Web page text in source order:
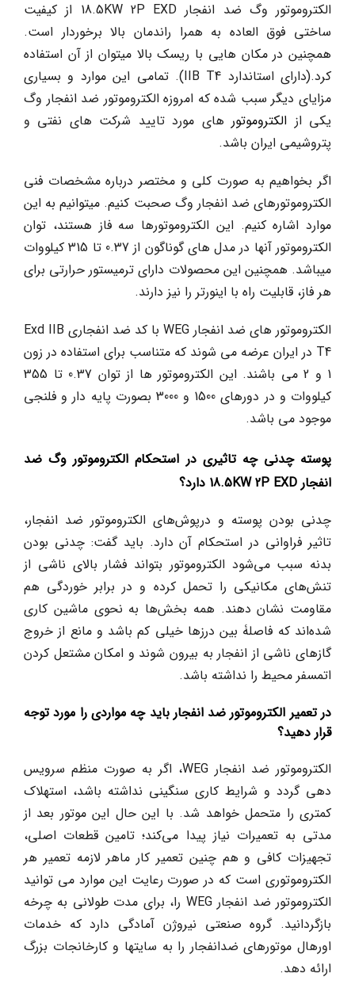
الکتروموتور وگ ضد انفجار 18.5KW 2P EXD از کیفیت
ساختی فوق العاده به همرا راندمان بالا برخوردار است.
همچنین در مکان هایی با ریسک بالا میتوان از آن استفاده
کرد.(دارای استاندارد IIB T4). تمامی این موارد و بسیاری
مزایای دیگر سبب شده که امروزه الکتروموتور ضد انفجار وگ
یکی از الکتروموتور های مورد تایید شرکت های نفتی و
پتروشیمی ایران باشد.
اگر بخواهیم به صورت کلی و مختصر درباره مشخصات فنی
الکتروموتورهای ضد انفجار وگ صحبت کنیم. میتوانیم به این
موارد اشاره کنیم. این الکتروموتورها سه فاز هستند، توان
الکتروموتور آنها در مدل های گوناگون از 0.37 تا 315 کیلووات
میباشد. همچنین این محصولات دارای ترمیستور حرارتی برای
هر فاز، قابلیت راه با اینورتر را نیز دارند.
الکتروموتور های ضد انفجار WEG با کد ضد انفجاری Exd IIB
T4 در ایران عرضه می شوند که متناسب برای استفاده در زون
1 و 2 می باشند. این الکتروموتور ها از توان 0.37 تا 355
کیلووات و در دورهای 1500 و 3000 بصورت پایه دار و فلنجی
موجود می باشد.
پوسته چدنی چه تاثیری در استحکام الکتروموتور وگ ضد
انفجار 18.5KW 2P EXD دارد؟
چدنی بودن پوسته و درپوش‌های الکتروموتور ضد انفجار،
تاثیر فراوانی در استحکام آن دارد. باید گفت: چدنی بودن
بدنه سبب می‌شود الکتروموتور بتواند فشار بالای ناشی از
تنش‌های مکانیکی را تحمل کرده و در برابر خوردگی هم
مقاومت نشان دهند. همه بخش‌ها به نحوی ماشین کاری
شده‌اند که فاصلۀ بین درزها خیلی کم باشد و مانع از خروج
گازهای ناشی از انفجار به بیرون شوند و امکان مشتعل کردن
اتمسفر محیط را نداشته باشد.
در تعمیر الکتروموتور ضد انفجار باید چه مواردی را مورد توجه
قرار دهید؟
الکتروموتور ضد انفجار WEG، اگر به صورت منظم سرویس
دهی گردد و شرایط کاری سنگینی نداشته باشد، استهلاک
کمتری را متحمل خواهد شد. با این حال این موتور بعد از
مدتی به تعمیرات نیاز پیدا می‌کند؛ تامین قطعات اصلی،
تجهیزات کافی و هم چنین تعمیر کار ماهر لازمه تعمیر هر
الکتروموتوری است که در صورت رعایت این موارد می توانید
الکتروموتور ضد انفجار WEG را، برای مدت طولانی به چرخه
بازگردانید. گروه صنعتی نیروژن آمادگی دارد که خدمات
اورهال موتورهای ضدانفجار را به سایتها و کارخانجات بزرگ
ارائه دهد.